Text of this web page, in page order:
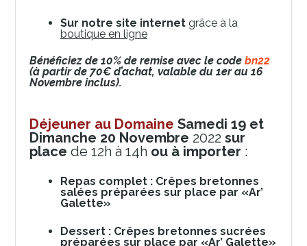
Sur notre site internet grâce à la
boutique en ligne
Bénéficiez de 10% de remise avec le code bn22
(à partir de 70€ d’achat, valable du 1er au 16
Novembre inclus).
Déjeuner au Domaine Samedi 19 et
Dimanche 20 Novembre 2022 sur
place de 12h à 14h ou à importer :
Repas complet : Crêpes bretonnes
salées préparées sur place par «Ar’
Galette»
Dessert : Crêpes bretonnes sucrées
préparées sur place par «Ar’ Galette»